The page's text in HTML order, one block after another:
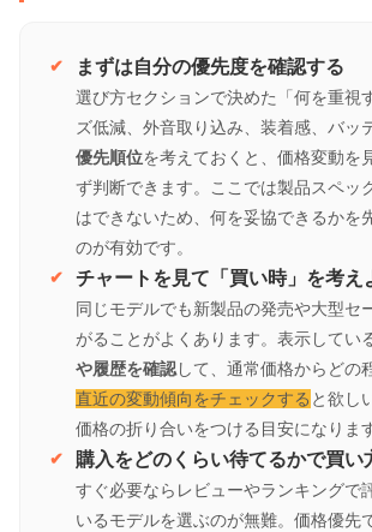
まずは自分の優先度を確認する
選び方セクションで決めた「何を重視
ズ低減、外音取り込み、装着感、バッ
優先順位を考えておくと、価格変動を
ず判断できます。ここでは製品スペッ
はできないため、何を妥協できるかを
のが有効です。
チャートを見て「買い時」を考え
同じモデルでも新製品の発売や大型セ
がることがよくあります。表示してい
や履歴を確認して、通常価格からどの
直近の変動傾向をチェックする と欲し
価格の折り合いをつける目安になりま
購入をどのくらい待てるかで買い
すぐ必要ならレビューやランキングで
いるモデルを選ぶのが無難。価格優先